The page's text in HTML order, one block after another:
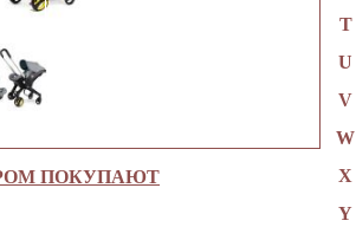
ПОКУПАЮТ
T
U
V
W
X
Y